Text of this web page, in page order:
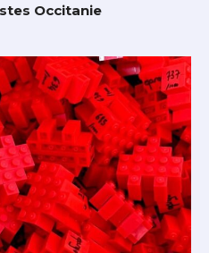
Occitanie